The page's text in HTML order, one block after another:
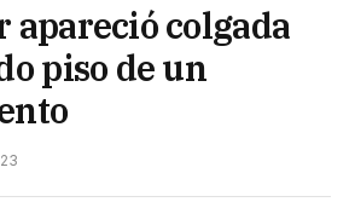
apareció colgada
piso de un